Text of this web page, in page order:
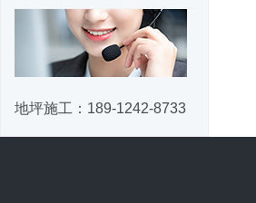
地坪施工： 189-1242-8733